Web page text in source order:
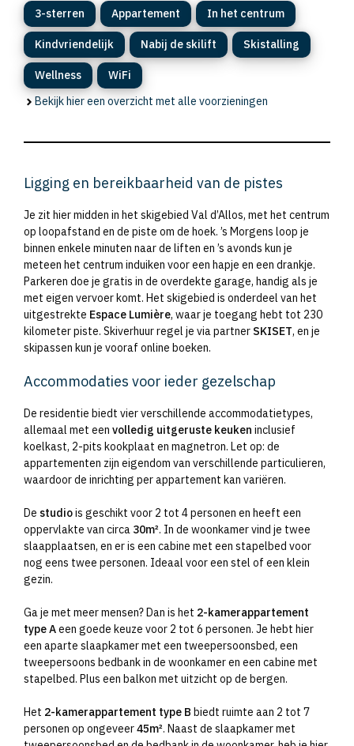
3-sterren
Appartement In het centrum
Kindvriendelijk Nabij de skilift Skistalling
Wellness
WiFi
Bekijk hier een overzicht met alle voorzieningen
Ligging en bereikbaarheid van de pistes
Je zit hier midden in het skigebied Val d’Allos, met het centrum
op loopafstand en de piste om de hoek. ’s Morgens loop je
binnen enkele minuten naar de liften en ’s avonds kun je
meteen het centrum induiken voor een hapje en een drankje.
Parkeren doe je gratis in de overdekte garage, handig als je
met eigen vervoer komt. Het skigebied is onderdeel van het
uitgestrekte Espace Lumière, waar je toegang hebt tot 230
kilometer piste. Skiverhuur regel je via partner SKISET, en je
skipassen kun je vooraf online boeken.
Accommodaties voor ieder gezelschap
De residentie biedt vier verschillende accommodatietypes,
allemaal met een volledig uitgeruste keuken inclusief
koelkast, 2-pits kookplaat en magnetron. Let op: de
appartementen zijn eigendom van verschillende particulieren,
waardoor de inrichting per appartement kan variëren.
De studiois geschikt voor 2 tot 4 personen en heeft een
oppervlakte van circa 30m². In de woonkamer vind je twee
slaapplaatsen, en er is een cabine met een stapelbed voor
nog eens twee personen. Ideaal voor een stel of een klein
gezin.
Ga je met meer mensen? Dan is het 2-kamerappartement
type Aeen goede keuze voor 2 tot 6 personen. Je hebt hier
een aparte slaapkamer met een tweepersoonsbed, een
tweepersoons bedbank in de woonkamer en een cabine met
stapelbed. Plus een balkon met uitzicht op de bergen.
Het 2-kamerappartement type B biedt ruimte aan 2 tot 7
personen op ongeveer45m². Naast de slaapkamer met